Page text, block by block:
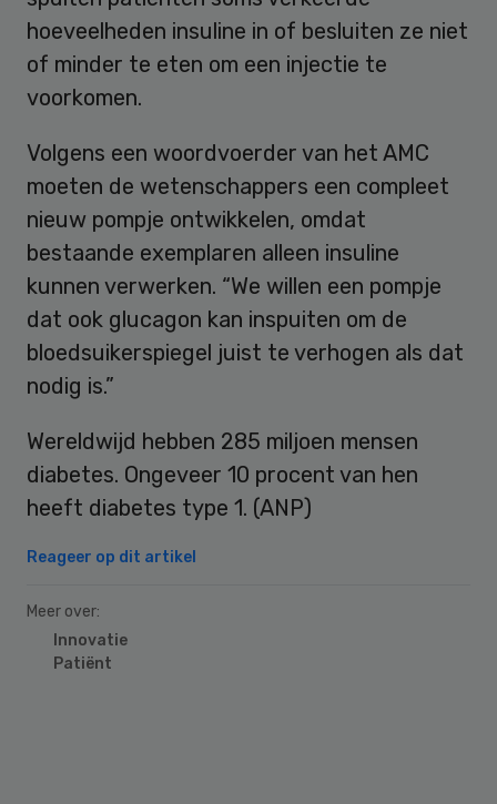
hoeveelheden insuline in of besluiten ze niet
of minder te eten om een injectie te
voorkomen.
Volgens een woordvoerder van het AMC
moeten de wetenschappers een compleet
nieuw pompje ontwikkelen, omdat
bestaande exemplaren alleen insuline
kunnen verwerken. “We willen een pompje
dat ook glucagon kan inspuiten om de
bloedsuikerspiegel juist te verhogen als dat
nodig is.”
Wereldwijd hebben 285 miljoen mensen
diabetes. Ongeveer 10 procent van hen
heeft diabetes type 1. (ANP)
Reageer op dit artikel
Meer over:
Innovatie
Patiënt